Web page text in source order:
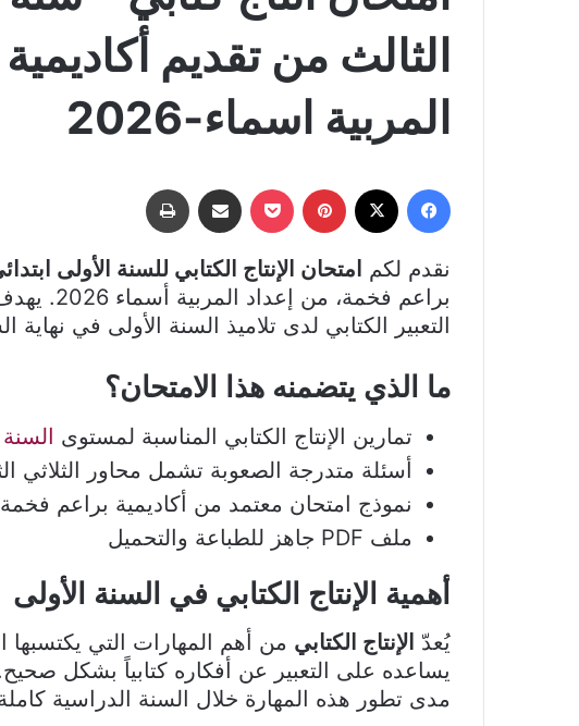
الثالث من تقديم
المربية اسماء-2026
فيسبوك بينتيريست ‫Pocket مشاركة عبر البريد
نقدم لكم امتحان الإنتاج الكتابي للسنة الأولى
براعم
التعبير الكتابي لدى تلاميذ السنة الأولى في نهاية
ما الذي يتضمنه هذا الامتحان؟
تمارين الإنتاج الكتابي المناسبة لمستوى
أسئلة متدرجة الصعوبة تشمل محاور الثلاثي
نموذج امتحان معتمد من أكاديمية براعم فخمة
ملف PDF جاهز للطباعة والتحميل
أهمية الإنتاج الكتابي في السنة الأولى
يُعدّ الإنتاج الكتابي من أهم المهارات التي يكتسبها
يساعده على التعبير عن أفكاره كتابياً بشكل
مدى تطور هذه المهارة خلال السنة الدراسية